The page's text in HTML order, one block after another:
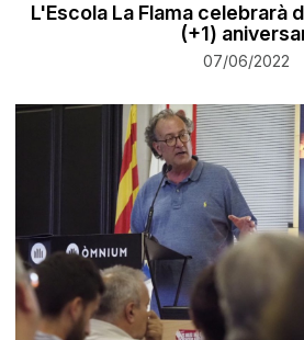
L'Escola La Flama celebrarà
(+1)
07/06/2022